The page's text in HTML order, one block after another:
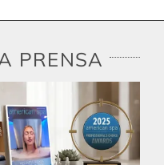
PRENSA